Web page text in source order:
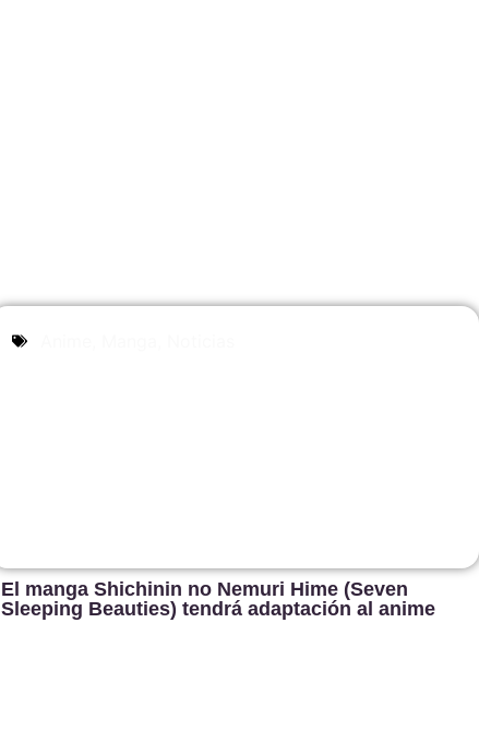
El manga Shichinin no Nemuri Hime (Seven
Sleeping Beauties) tendrá adaptación al anime